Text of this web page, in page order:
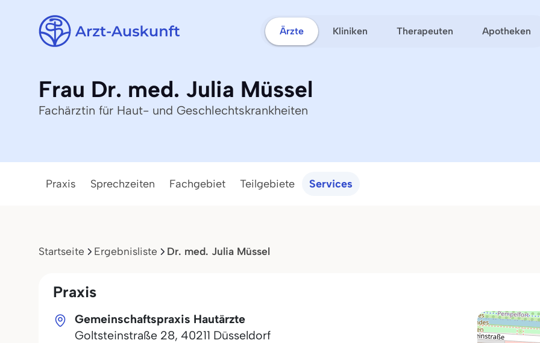
Ärzte Kliniken Therapeuten Apotheken
Frau Dr. med. Julia Müssel
Fachärztin für Haut- und Geschlechtskrankheiten
Praxis Sprechzeiten Fachgebiet Teilgebiete Services
Startseite Ergebnisliste Dr. med. Julia Müssel
Praxis
Gemeinschaftspraxis Hautärzte
Goltsteinstraße 28, 40211 Düsseldorf